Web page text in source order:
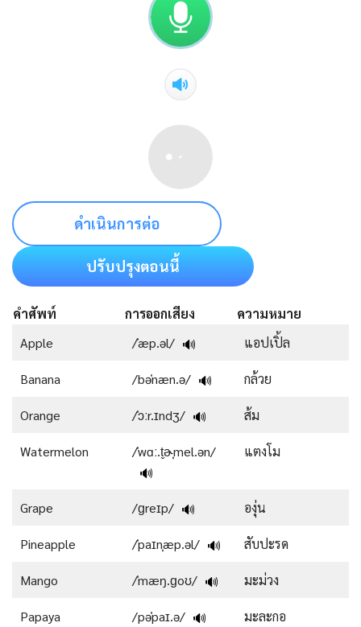
ดำเนินการต่อ
ปรับปรุงตอนนี้
คำศัพท์ การออกเสียง
ความหมาย
Apple
/ˈæp.əl/ 🔊 แอปเปิ้ล
Banana /bəˈnæn.ə/ 🔊 กล้วย
Orange /ˈɔːr.ɪndʒ/ 🔊 ส้ม
Watermelon
/ˈwɑː.t̬ɚˌmel.ən/
🔊
แตงโม
Grape /ɡreɪp/ 🔊 องุ่น
Pineapple /ˈpaɪnˌæp.əl/ 🔊 สับปะรด
Mango /ˈmæŋ.ɡoʊ/ 🔊 มะม่วง
Papaya /pəˈpaɪ.ə/ 🔊 มะละกอ